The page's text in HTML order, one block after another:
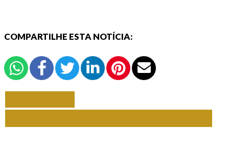
COMPARTILHE ESTA NOTÍCIA: